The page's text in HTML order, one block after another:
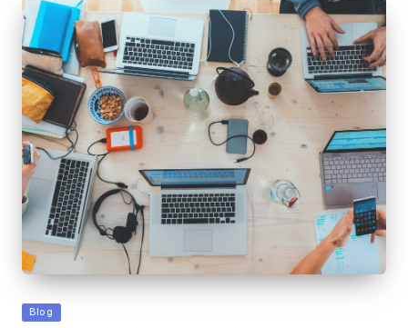
Posted
Blog